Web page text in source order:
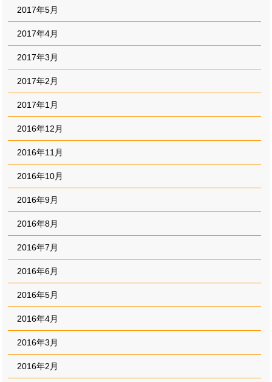
2017年5月
2017年4月
2017年3月
2017年2月
2017年1月
2016年12月
2016年11月
2016年10月
2016年9月
2016年8月
2016年7月
2016年6月
2016年5月
2016年4月
2016年3月
2016年2月